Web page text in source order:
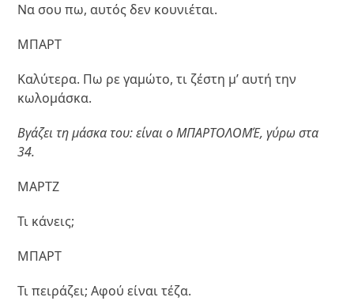
Να σου πω, αυτός δεν κουνιέται.
ΜΠΑΡΤ
Καλύτερα. Πω ρε γαμώτο, τι ζέστη μ’ αυτή την
κωλομάσκα.
Βγάζει τη μάσκα του: είναι ο ΜΠΑΡΤΟΛΟΜΈ, γύρω στα
34.
ΜΑΡΤΖ
Τι κάνεις;
ΜΠΑΡΤ
Τι πειράζει; Αφού είναι τέζα.